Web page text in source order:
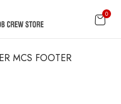
0
MCS FOOTER